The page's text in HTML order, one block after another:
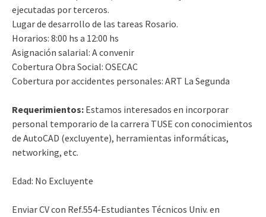
ejecutadas por terceros.
Lugar de desarrollo de las tareas Rosario.
Horarios: 8:00 hs a 12:00 hs
Asignación salarial: A convenir
Cobertura Obra Social: OSECAC
Cobertura por accidentes personales: ART La Segunda
Requerimientos: Estamos interesados en incorporar
personal temporario de la carrera TUSE con conocimientos
de AutoCAD (excluyente), herramientas informáticas,
networking, etc.
Edad: No Excluyente
Enviar CV con Ref.554-Estudiantes Técnicos Univ. en